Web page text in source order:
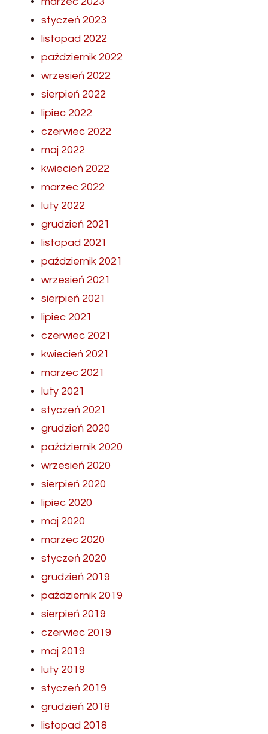
styczeń 2023
listopad 2022
październik 2022
wrzesień 2022
sierpień 2022
lipiec 2022
czerwiec 2022
maj 2022
kwiecień 2022
marzec 2022
luty 2022
grudzień 2021
listopad 2021
październik 2021
wrzesień 2021
sierpień 2021
lipiec 2021
czerwiec 2021
kwiecień 2021
marzec 2021
luty 2021
styczeń 2021
grudzień 2020
październik 2020
wrzesień 2020
sierpień 2020
lipiec 2020
maj 2020
marzec 2020
styczeń 2020
grudzień 2019
październik 2019
sierpień 2019
czerwiec 2019
maj 2019
luty 2019
styczeń 2019
grudzień 2018
listopad 2018